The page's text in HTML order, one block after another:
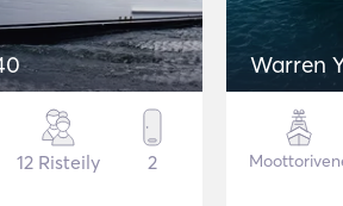
12 Risteily 2
Warren